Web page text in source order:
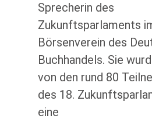
Sprecherin des
Zukunftsparlaments
Börsenverein des
Buchhandels. Sie
von den rund 80
des 18.
eine